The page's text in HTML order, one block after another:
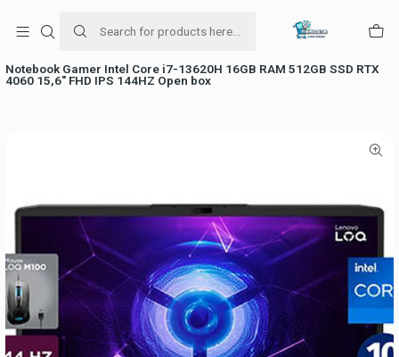
+56954787534
Notebook Gamer Intel Core i7-13620H 16GB RAM 512GB SSD RTX
4060 15,6" FHD IPS 144HZ Open box